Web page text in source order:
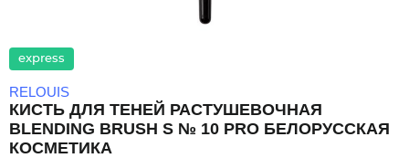
express
RELOUIS
КИСТЬ ДЛЯ ТЕНЕЙ РАСТУШЕВОЧНАЯ
BLENDING BRUSH S № 10 PRO БЕЛОРУССКАЯ
КОСМЕТИКА